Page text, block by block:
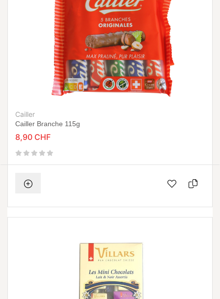
Cailler
Cailler Branche 115g
8,90 CHF